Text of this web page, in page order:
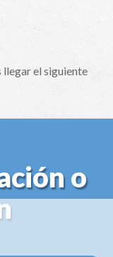
el siguiente
o